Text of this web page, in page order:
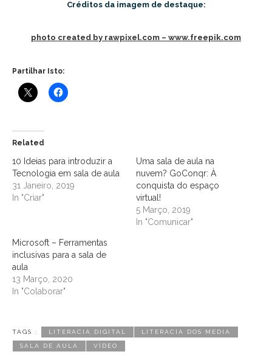
Créditos da imagem de destaque:
photo created by rawpixel.com – www.freepik.com
Partilhar Isto:
Related
10 Ideias para introduzir a
Tecnologia em sala de aula
31 Janeiro, 2019
In "Criar"
Uma sala de aula na
nuvem? GoConqr: À
conquista do espaço
virtual!
5 Março, 2019
In "Comunicar"
Microsoft – Ferramentas
inclusivas para a sala de
aula
13 Março, 2020
In "Colaborar"
TAGS : LITERACIA DIGITAL LITERACIA DOS MEDIA
SALA DE AULA VÍDEO